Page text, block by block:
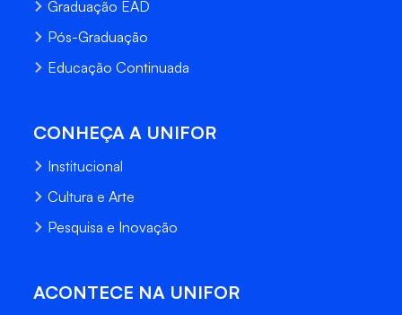
Graduação EAD
Pós-Graduação
Educação Continuada
CONHEÇA A UNIFOR
Institucional
Cultura e Arte
Pesquisa e Inovação
ACONTECE NA UNIFOR